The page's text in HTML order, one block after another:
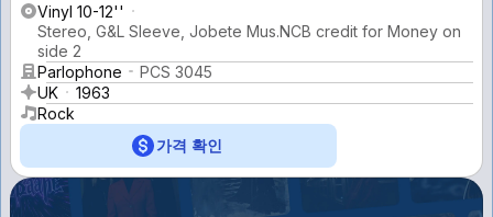
Vinyl 10-12''
Stereo, G&L Sleeve, Jobete Mus.NCB credit for Money on
side 2
Parlophone
PCS 3045
UK
1963
Rock
가격 확인